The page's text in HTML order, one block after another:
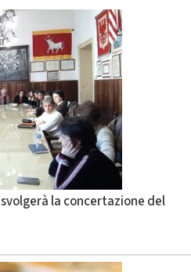
la concertazione del